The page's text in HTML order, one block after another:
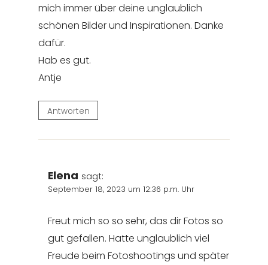
mich immer über deine unglaublich
schönen Bilder und Inspirationen. Danke
dafür.
Hab es gut.
Antje
Antworten
Elena sagt:
September 18, 2023 um 12:36 p.m. Uhr
Freut mich so so sehr, das dir Fotos so
gut gefallen. Hatte unglaublich viel
Freude beim Fotoshootings und später